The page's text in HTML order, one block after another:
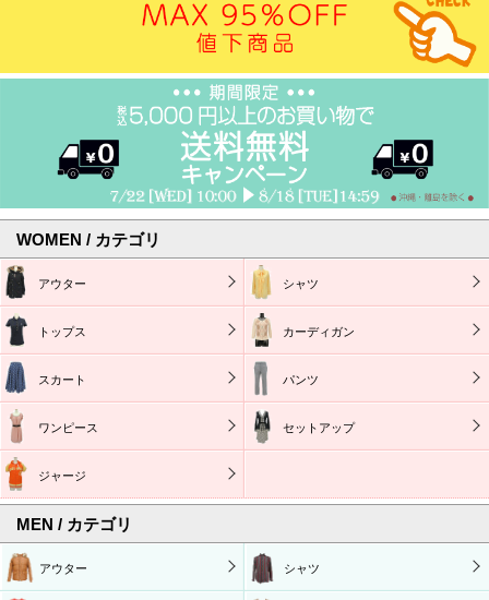
WOMEN / カテゴリ
アウター シャツ
トップス カーディガン
スカート パンツ
ワンピース セットアップ
ジャージ
MEN / カテゴリ
アウター シャツ